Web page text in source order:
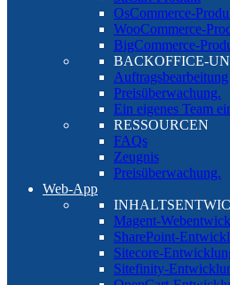
OsCommerce-
WooCommerce-
BigCommerce-
BACKOFFICE-
Auftragsbearbeitung
Preisüberwachung.
Ein eigenes Team
RESSOURCEN
FAQs
Zeugnis
Preisüberwachung.
Web-App
Magent-
SharePoint-
Sitecore-
Sitefinity-